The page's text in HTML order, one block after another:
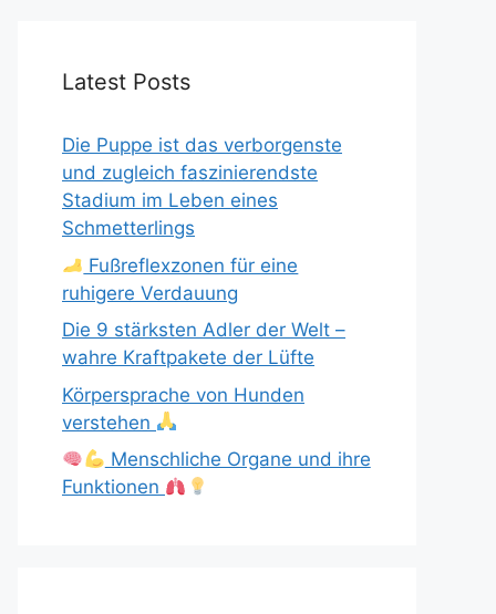
Latest Posts
Die Puppe ist das verborgenste
und zugleich faszinierendste
Stadium im Leben eines
Schmetterlings
Fußreflexzonen für eine
ruhigere Verdauung
Die 9 stärksten Adler der Welt –
wahre Kraftpakete der Lüfte
Körpersprache von Hunden
verstehen
Menschliche Organe und ihre
Funktionen